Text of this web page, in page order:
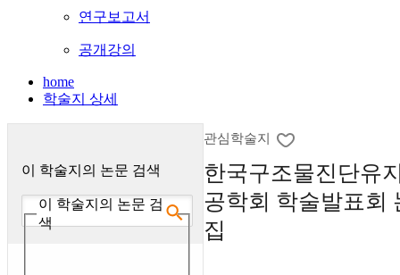
연구보고서
공개강의
home
학술지 상세
이 학술지의 논문 검색
이 학술지의 논문 검
색
관심학술지
한국구조물진단유
공학회 학술발표회
집